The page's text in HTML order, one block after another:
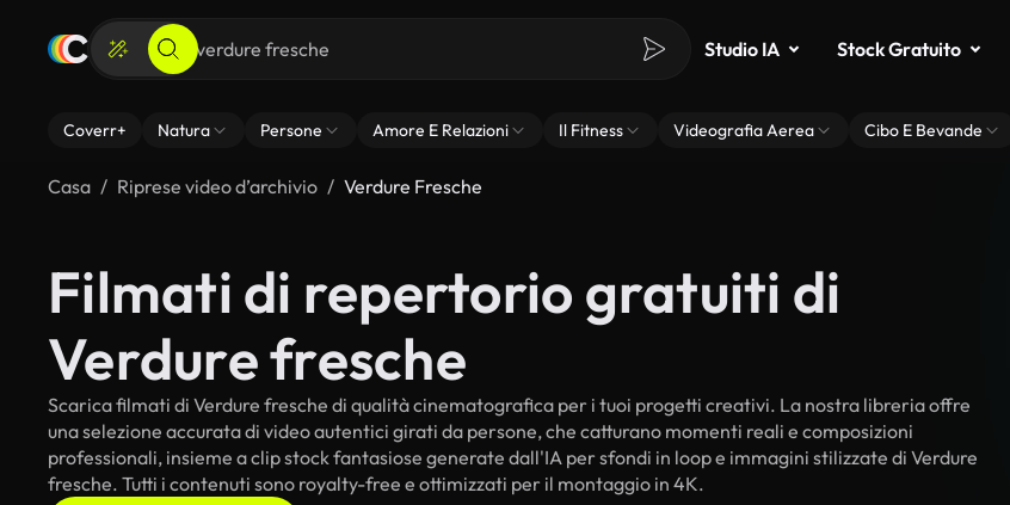
Studio IA Stock Gratuito
Coverr+ Natura Persone Amore E Relazioni Il Fitness Videografia Aerea Cibo E Bevande
Casa Riprese video d’archivio Verdure Fresche
Filmati di repertorio gratuiti di
Verdure fresche
Scarica filmati di Verdure fresche di qualità cinematografica per i tuoi progetti creativi. La nostra libreria offre
una selezione accurata di video autentici girati da persone, che catturano momenti reali e composizioni
professionali, insieme a clip stock fantasiose generate dall'IA per sfondi in loop e immagini stilizzate di Verdure
fresche. Tutti i contenuti sono royalty-free e ottimizzati per il montaggio in 4K.